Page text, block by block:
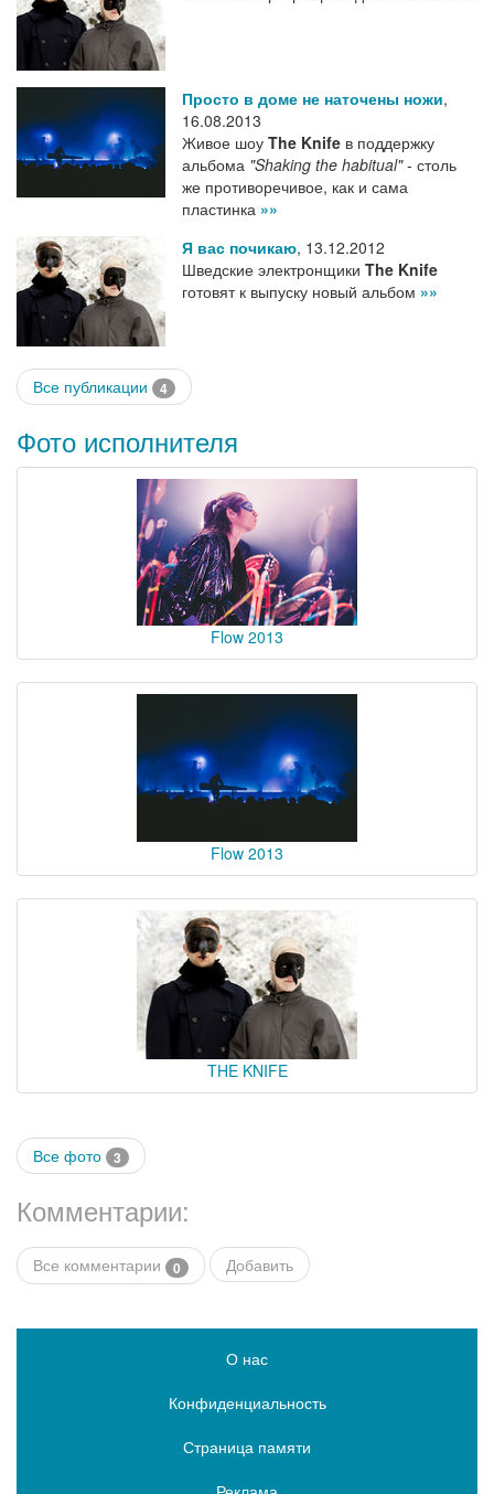
Просто в доме не наточены ножи,
16.08.2013
Живое шоу The Knife в поддержку
альбома "Shaking the habitual"- столь
же противоречивое, как и сама
пластинка »»
Я вас почикаю, 13.12.2012
Шведские электронщики The Knife
готовят к выпуску новый альбом »»
Все публикации 4
Фото исполнителя
Flow 2013
Flow 2013
THE KNIFE
Все фото 3
Комментарии:
Все комментарии 0 Добавить
О нас
Конфиденциальность
Страница памяти